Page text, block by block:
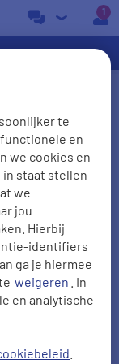
te
en
we cookies en
staat stellen
we
jou
Hierbij
identifiers
ga je hiermee
weigeren . In
en analytische
a
wat ze
dat je
daar
toekomst
lees je
.